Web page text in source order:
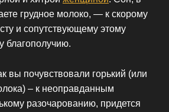
грудное молоко, — к скорому
и сопутствующему этому
благополучию.
вы почувствовали горький (или
– к неоправданным
разочарованию, придется